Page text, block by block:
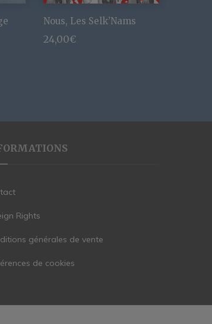
Nous, Les Selk’Nams
24,00€
Rights
générales de vente
de cookies